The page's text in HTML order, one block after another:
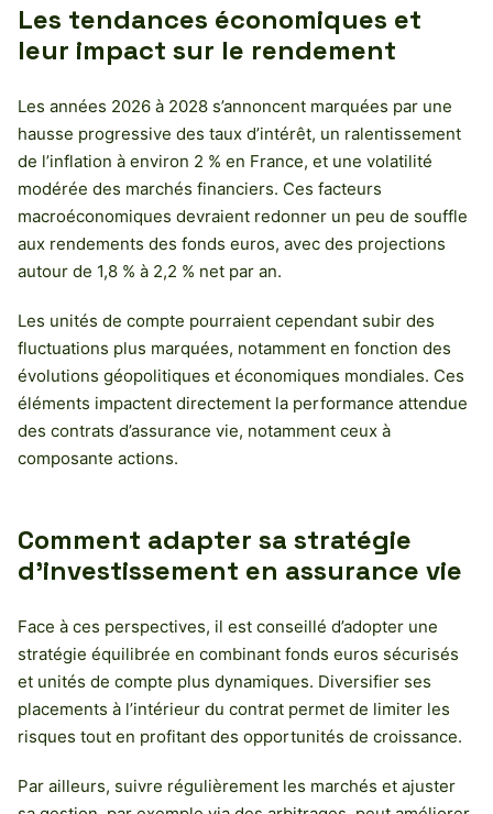
Les tendances économiques et
leur impact sur le rendement
Les années 2026 à 2028 s’annoncent marquées par une
hausse progressive des taux d’intérêt, un ralentissement
de l’inflation à environ 2 % en France, et une volatilité
modérée des marchés financiers. Ces facteurs
macroéconomiques devraient redonner un peu de souffle
aux rendements des fonds euros, avec des projections
autour de 1,8 % à 2,2 % net par an.
Les unités de compte pourraient cependant subir des
fluctuations plus marquées, notamment en fonction des
évolutions géopolitiques et économiques mondiales. Ces
éléments impactent directement la performance attendue
des contrats d’assurance vie, notamment ceux à
composante actions.
Comment adapter sa stratégie
d’investissement en assurance vie
Face à ces perspectives, il est conseillé d’adopter une
stratégie équilibrée en combinant fonds euros sécurisés
et unités de compte plus dynamiques. Diversifier ses
placements à l’intérieur du contrat permet de limiter les
risques tout en profitant des opportunités de croissance.
Par ailleurs, suivre régulièrement les marchés et ajuster